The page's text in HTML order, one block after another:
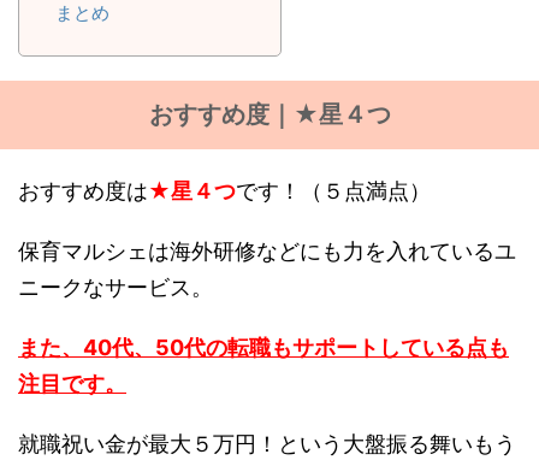
まとめ
おすすめ度｜★星４つ
おすすめ度は★星４つです！（５点満点）
保育マルシェは海外研修などにも力を入れているユ
ニークなサービス。
また、40代、50代の転職もサポートしている点も
注目です。
就職祝い金が最大５万円！という大盤振る舞いもう